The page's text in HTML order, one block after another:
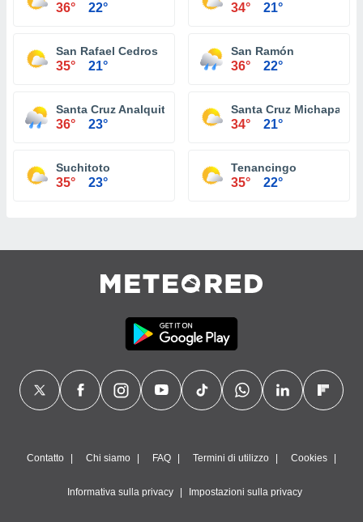
36° 22° 34° 21°
San Rafael Cedros
35° 21°
San Ramón
36° 22°
Santa Cruz Analquito
36° 23°
Santa Cruz Michapa
34° 21°
Suchitoto
35° 23°
Tenancingo
35° 22°
Contatto Chi siamo FAQ Termini di utilizzo Cookies
Informativa sulla privacy Impostazioni sulla privacy